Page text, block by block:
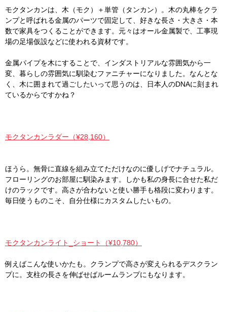
モクタンカンは、木（モク）＋単管（タンカン）。木の丸棒をクラ
ンプと呼ばれる金属のパーツで固定して、好きな長さ・大きさ・本
数で家具をつくることができます。元々はオール金属製で、工事現
場の足場仮設などに使われる資材です。
金属パイプを木にすることで、インダストリアルな雰囲気から一
変、暮らしの雰囲気に馴染むファニチャーになりました。なんとな
く、木に囲まれて過ごしたいって思うのは、日本人のDNAに刻まれ
ているからですかね？
モクタンカンラダー（¥28,160）
ほうら。無骨に直線を組み立てただけなのに優しげでナチュラル。
フローリングのお部屋に馴染みます。しかも私の身長に合せた私だ
けのラックです。高さが合わないと使い勝手も格段に変わります。
毎日使うものこそ、自分仕様にカスタムしたいもの。
モクタンカンライト_ショート（¥10,780）
例えばこんな使いかたも。クランプで高さが変えられるデスクラン
プに。支柱の長さを伸ばせばルームランプにもなります。